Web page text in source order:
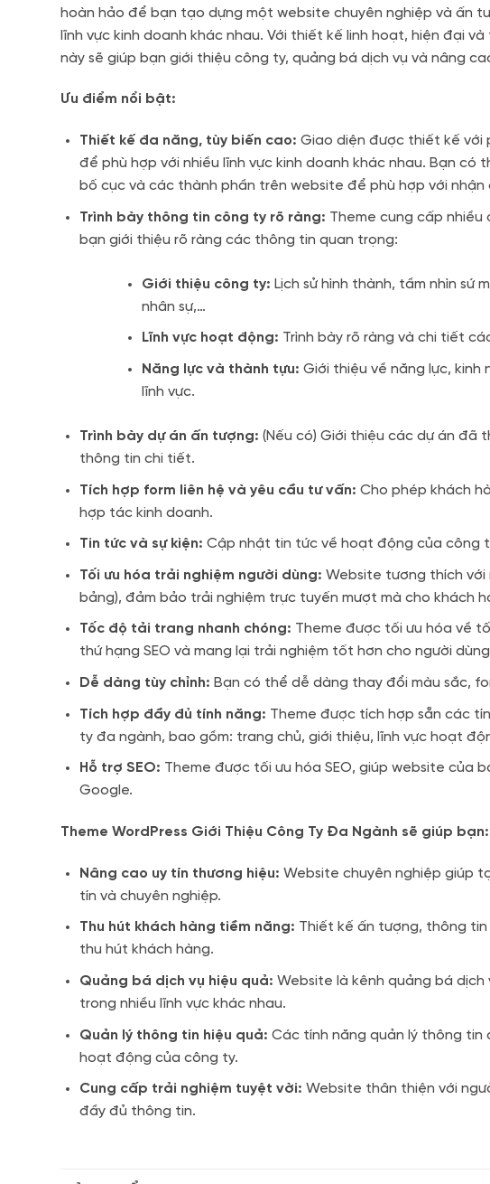
hoàn hảo để bạn tạo dựng một website chuyên nghiệp và ấn
lĩnh vực kinh doanh khác nhau. Với thiết kế linh hoạt, hiện đại
này sẽ giúp bạn giới thiệu công ty, quảng bá dịch vụ và nâng
Ưu điểm nổi bật:
Thiết kế đa năng, tùy biến cao: Giao diện được thiết kế với
để phù hợp với nhiều lĩnh vực kinh doanh khác nhau. Bạn có
bố cục và các thành phần trên website để phù hợp với
Trình bày thông tin công ty rõ ràng: Theme cung cấp nhiều
bạn giới thiệu rõ ràng các thông tin quan trọng:
Giới thiệu công ty: Lịch sử hình thành, tầm nhìn sứ
nhân sự,…
Lĩnh vực hoạt động: Trình bày rõ ràng và chi tiết
Năng lực và thành tựu: Giới thiệu về năng lực,
lĩnh vực.
Trình bày dự án ấn tượng: (Nếu có) Giới thiệu các dự án đã
thông tin chi tiết.
Tích hợp form liên hệ và yêu cầu tư vấn: Cho phép khách
hợp tác kinh doanh.
Tin tức và sự kiện: Cập nhật tin tức về hoạt động của công
Tối ưu hóa trải nghiệm người dùng: Website tương thích với
bảng), đảm bảo trải nghiệm trực tuyến mượt mà cho khách
Tốc độ tải trang nhanh chóng: Theme được tối ưu hóa về
thứ hạng SEO và mang lại trải nghiệm tốt hơn cho người
Dễ dàng tùy chỉnh: Bạn có thể dễ dàng thay đổi màu sắc,
Tích hợp đầy đủ tính năng: Theme được tích hợp sẵn các
ty đa ngành, bao gồm: trang chủ, giới thiệu, lĩnh vực hoạt
Hỗ trợ SEO: Theme được tối ưu hóa SEO, giúp website của
Google.
Theme WordPress Giới Thiệu Công Ty Đa Ngành sẽ giúp bạn:
Nâng cao uy tín thương hiệu: Website chuyên nghiệp giúp
tín và chuyên nghiệp.
Thu hút khách hàng tiềm năng: Thiết kế ấn tượng, thông tin
thu hút khách hàng.
Quảng bá dịch vụ hiệu quả: Website là kênh quảng bá
trong nhiều lĩnh vực khác nhau.
Quản lý thông tin hiệu quả: Các tính năng quản lý thông tin
hoạt động của công ty.
Cung cấp trải nghiệm tuyệt vời: Website thân thiện với
đầy đủ thông tin.